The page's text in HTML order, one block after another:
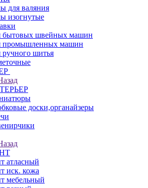
для валяния
изогнутые
бытовых швейных машин
промышленных машин
ручного шитья
доски,органайзеры
атласный
иск. кожа
мебельный